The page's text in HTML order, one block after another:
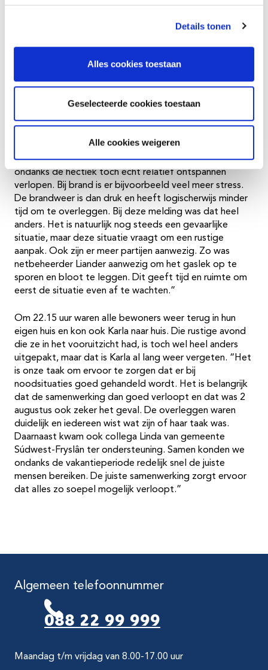
Details tonen
Alles cookies toestaan
Geselecteerde cookies toestaan
Alle cookies weigeren
Ontspannen sfeer
Volgens Karla was het een GRIP-incident volgens het
door het mooie weer was er niet meteen een
opvanglocatie nodig. Toen bleek dat dat wel nodig
niet de eerste keer dat ze als OvD ergens aanwezig is.
“Ik doe dit nu al een aantal jaren, en deze keer is het
ondanks de hectiek toch echt relatief ontspannen
verlopen. Bij brand is er bijvoorbeeld veel meer stress.
De brandweer is dan druk en heeft logischerwijs minder
tijd om te overleggen. Bij deze melding was dat heel
anders. Het is natuurlijk nog steeds een gevaarlijke
situatie, maar deze situatie vraagt om een rustige
aanpak. Ook zijn er meer partijen aanwezig. Zo was
netbeheerder Liander aanwezig om het gaslek op te
sporen en bloot te leggen. Dit geeft tijd en ruimte om
eerst de situatie even af te wachten.”
Om 22.15 uur waren alle bewoners weer terug in hun
eigen huis en kon ook Karla naar huis. Die rustige avond
die ze in het vooruitzicht had, is toch wel heel anders
uitgepakt, maar dat is Karla al lang weer vergeten. “Het
is onze taak om ervoor te zorgen dat er bij
noodsituaties goed gehandeld wordt. Het is belangrijk
dat de samenwerking dan goed verloopt en dat was 2
augustus ook zeker het geval. De overleggen waren
duidelijk en iedereen wist wat zijn of haar taak was.
Daarnaast kwam ook collega Linda van gemeente
Súdwest-Fryslân ter ondersteuning. Samen konden we
ondanks de vakantieperiode redelijk snel de juiste
mensen bereiken. De juiste samenwerking zorgt ervoor
dat alles zo soepel mogelijk verloopt.”
Algemeen telefoonnummer
088 22 99 999
Maandag t/m vrijdag van 8.00-17.00 uur